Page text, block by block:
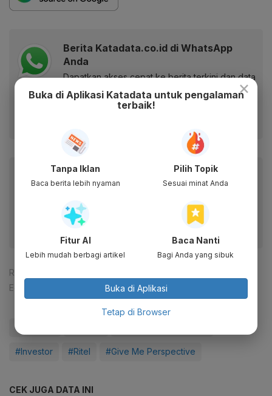
Berita Katadata.co.id di WhatsApp
Anda
Dapatkan akses cepat ke berita terkini dan data
berharga dari WhatsApp Channel Katadata.co.id
Baca artikel ini lewat aplikasi mobile.
Dapatkan pengalaman membaca lebih nyaman dan nikmati
fitur menarik lainnya lewat aplikasi mobile Katadata.
Reporter:
Editor:
#Delisting
#Investor #Ritel #Give Me Perspective
CEK JUGA DATA INI
×
Buka di Aplikasi Katadata untuk pengalaman
terbaik!
Tanpa Iklan
Baca berita lebih nyaman
Pilih Topik
Sesuai minat Anda
Fitur AI
Lebih mudah berbagi artikel
Baca Nanti
Bagi Anda yang sibuk
Buka di Aplikasi
Tetap di Browser